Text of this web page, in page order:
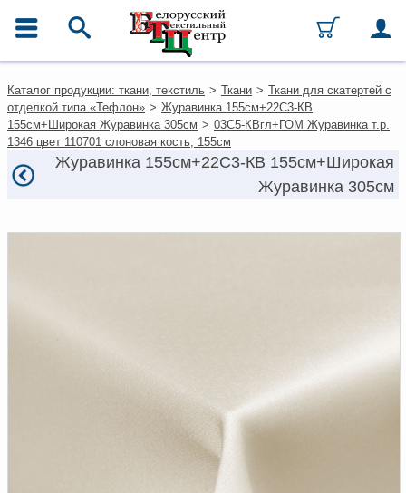
Каталог
Ткани
Домашний текстиль
Одежда
Ковры
Каталог продукции: ткани, текстиль > Ткани > Ткани для скатертей с
отделкой типа «Тефлон» > Журавинка 155см+22С3-КВ
155см+Широкая Журавинка 305см > 03С5-КВгл+ГОМ Журавинка т.р.
1346 цвет 110701 слоновая кость, 155см
Журавинка 155см+22С3-КВ 155см+Широкая
Журавинка 305см